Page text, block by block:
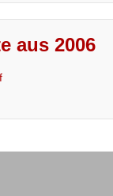
aus 2006